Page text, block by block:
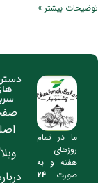
توضیحات بیشتر »
ما در تمام
روزهای
هفته و به
صورت ۲۴